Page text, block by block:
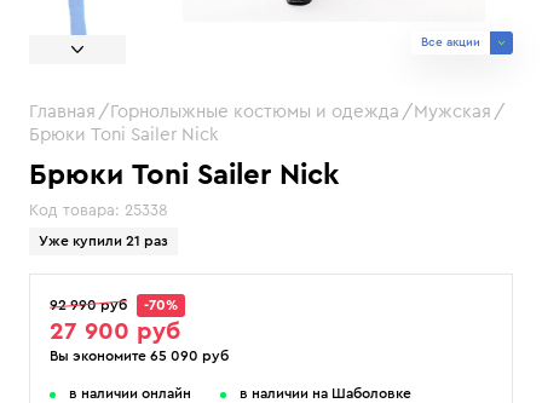
Брюки Toni Sailer Nick
Код товара: 25338
Уже купили 21 раз
Все акции
Главная Горнолыжные костюмы и одежда
Мужская
Брюки Toni Sailer Nick
92 990 руб -70%
27 900 руб
Вы экономите 65 090 руб
в наличии онлайн в наличии на Шаболовке